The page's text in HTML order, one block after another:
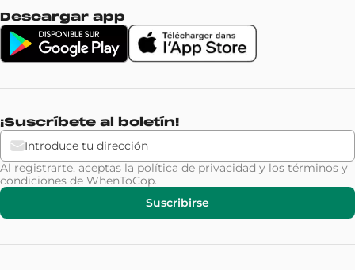
Descargar app
¡Suscríbete al boletín!
Al registrarte, aceptas la política de privacidad y los términos y
condiciones de WhenToCop.
Suscribirse